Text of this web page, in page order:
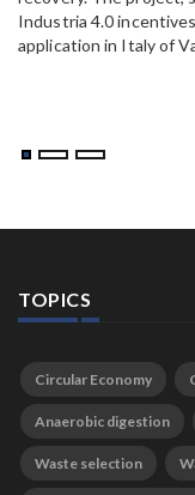
Industria 4.0
application in Italy of
TOPICS
Circular Economy
Anaerobic digestion
Waste selection